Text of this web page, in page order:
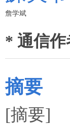
詹学斌
* 通信作
摘要
[摘要]